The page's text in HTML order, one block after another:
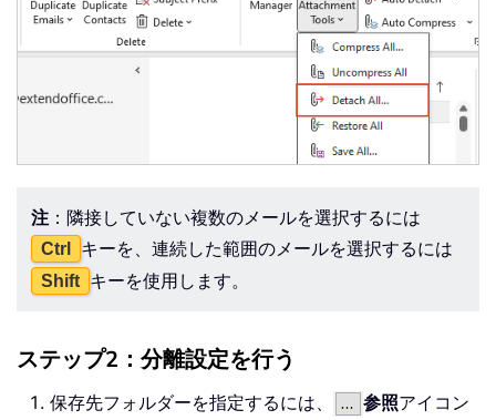
注 ：隣接していない複数のメールを選択するには
Ctrl キーを、連続した範囲のメールを選択するには
Shift キーを使用します。
ステップ2：分離設定を行う
保存先フォルダーを指定するには、 参照アイコン